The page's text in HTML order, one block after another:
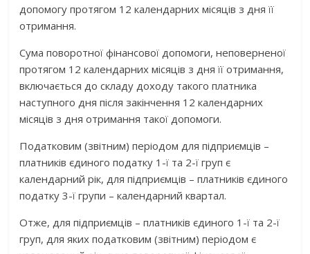
допомогу протягом 12 календарних місяців з дня її
отримання.
Сума поворотної фінансової допомоги, неповерненої
протягом 12 календарних місяців з дня її отримання,
включається до складу доходу такого платника
наступного дня після закінчення 12 календарних
місяців з дня отримання такої допомоги.
Податковим (звітним) періодом для підприємців –
платників єдиного податку 1-ї та 2-ї груп є
календарний рік, для підприємців – платників єдиного
податку 3-ї групи – календарний квартал.
Отже, для підприємців – платників єдиного 1-ї та 2-ї
груп, для яких податковим (звітним) періодом є